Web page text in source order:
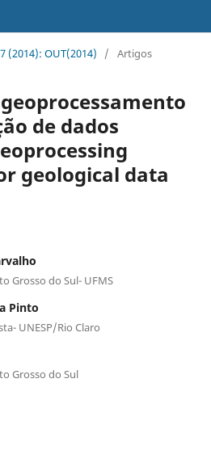
(2014): OUT(2014) / Artigos
de dados
geological data
Grosso do Sul- UFMS
Pinto
UNESP/Rio Claro
Grosso do Sul